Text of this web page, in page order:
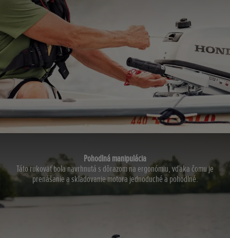
Pohodlná manipulácia
Táto rukoväť bola navrhnutá s dôrazom na ergonómiu, vďaka čomu je
prenášanie a skladovanie motora jednoduché a pohodlné.